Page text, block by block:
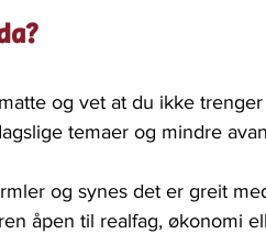
og vet at du ikke
temaer og mindre
og synes det er greit
åpen til realfag, økonomi